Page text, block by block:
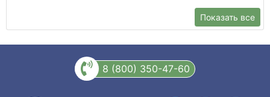
Показать все
8 (800) 350-47-60